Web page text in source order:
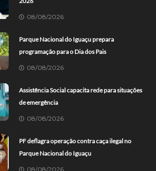
08/08/2026
Parque Nacional do Iguaçu prepara
programação para o Dia dos Pais
08/08/2026
Assistência Social capacita rede para situações
de emergência
08/08/2026
PF deflagra operação contra caça ilegal no
Parque Nacional do Iguaçu
08/08/2026